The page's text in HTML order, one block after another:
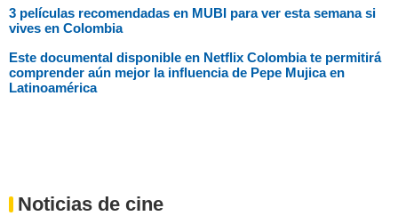
3 películas recomendadas en MUBI para ver esta semana si
vives en Colombia
Este documental disponible en Netflix Colombia te permitirá
comprender aún mejor la influencia de Pepe Mujica en
Latinoamérica
Noticias de cine